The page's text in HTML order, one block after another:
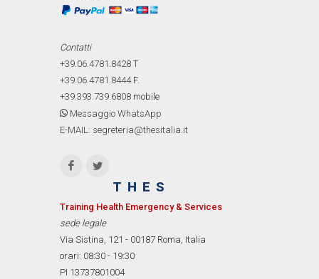
Contatti
+39.06.4781.8428 T
+39.06.4781.8444F.
+39.393.739.6808 mobile
Messaggio WhatsApp
E-MAIL: segreteria@thesitalia.it
THES
Training Health Emergency & Services
sede legale
Via Sistina, 121 - 00187 Roma, Italia
orari: 08:30 - 19:30
PI 13737801004